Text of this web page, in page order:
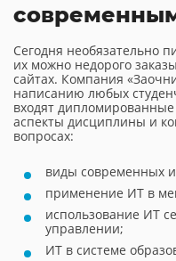
Сегодня необязательно
их можно недорого
сайтах. Компания
написанию любых
входят
аспекты дисциплины и
вопросах:
виды современных
применение ИТ в
использование ИТ
управлении;
ИТ в системе